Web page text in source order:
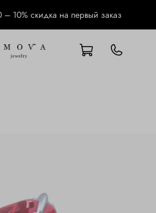
10% скидка на первый заказ